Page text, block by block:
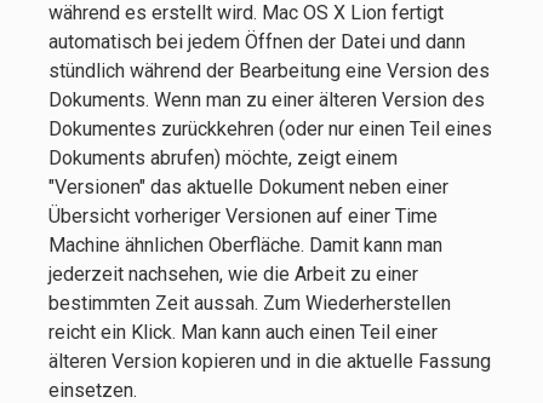
während es erstellt wird. Mac OS X Lion fertigt
automatisch bei jedem Öffnen der Datei und dann
stündlich während der Bearbeitung eine Version des
Dokuments. Wenn man zu einer älteren Version des
Dokumentes zurückkehren (oder nur einen Teil eines
Dokuments abrufen) möchte, zeigt einem
"Versionen" das aktuelle Dokument neben einer
Übersicht vorheriger Versionen auf einer Time
Machine ähnlichen Oberfläche. Damit kann man
jederzeit nachsehen, wie die Arbeit zu einer
bestimmten Zeit aussah. Zum Wiederherstellen
reicht ein Klick. Man kann auch einen Teil einer
älteren Version kopieren und in die aktuelle Fassung
einsetzen.